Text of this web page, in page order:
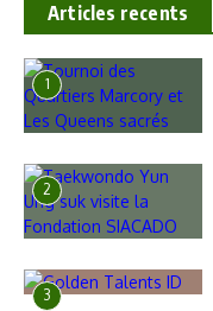
Articles recents
1
2
3